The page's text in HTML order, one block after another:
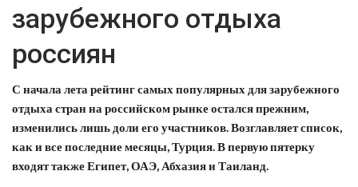
зарубежного отдыха
россиян
С начала лета рейтинг самых популярных для зарубежного
отдыха стран на российском рынке остался прежним,
изменились лишь доли его участников. Возглавляет список,
как и все последние месяцы, Турция. В первую пятерку
входят также Египет, ОАЭ, Абхазия и Таиланд.